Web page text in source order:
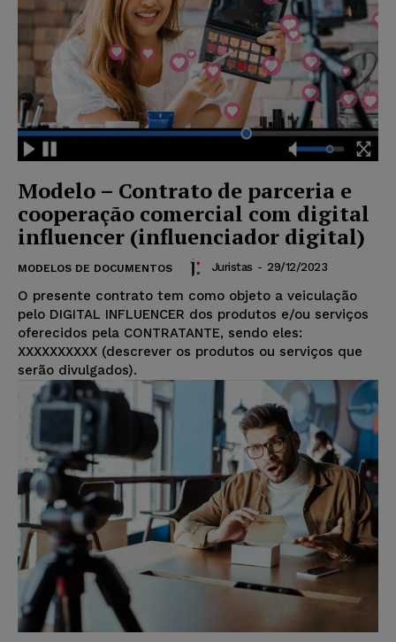
Modelo – Contrato de parceria e
cooperação comercial com digital
influencer (influenciador digital)
MODELOS DE DOCUMENTOS Juristas - 29/12/2023
O presente contrato tem como objeto a veiculação
pelo DIGITAL INFLUENCER dos produtos e/ou serviços
oferecidos pela CONTRATANTE, sendo eles:
XXXXXXXXXX (descrever os produtos ou serviços que
serão divulgados).